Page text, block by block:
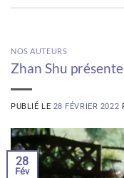
NOS AUTEURS
Zhan Shu
PUBLIÉ LE 28 FÉVRIER 2022
28
Fév